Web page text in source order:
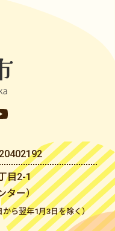
目2-1
ター）
ら翌年1月3日を除く）